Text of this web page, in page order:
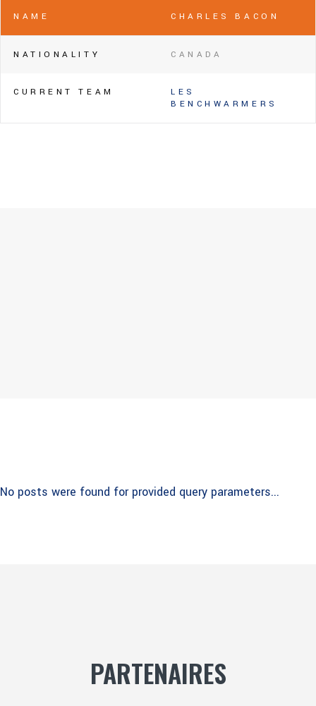
NAME CHARLES BACON
NATIONALITY CANADA
CURRENT TEAM
LES
BENCHWARMERS
No posts were found for provided query parameters...
PARTENAIRES